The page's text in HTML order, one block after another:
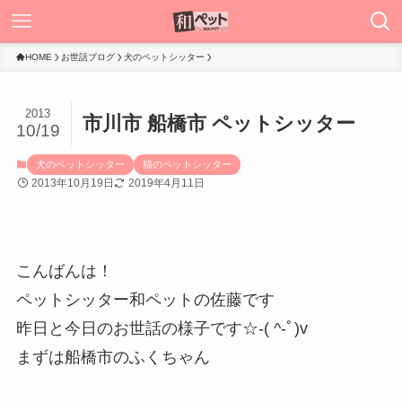
HOME お世話ブログ 犬のペットシッター
市川市 船橋市 ペットシッター
2013
10/19
犬のペットシッター 猫のペットシッター
2013年10月19日 2019年4月11日
こんばんは！
ペットシッター和ペットの佐藤です
昨日と今日のお世話の様子です☆-( ^-ﾟ)v
まずは船橋市のふくちゃん